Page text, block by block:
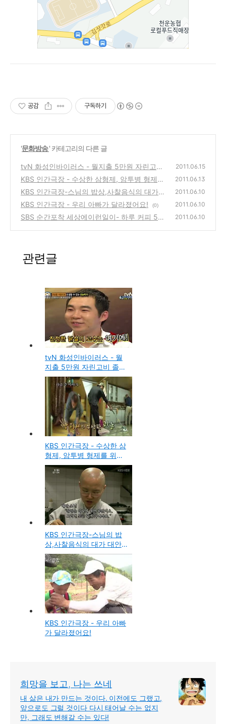
공감 구독하기
'문화방송' 카테고리의 다른 글
tvN 화성인바이러스 - 월지출 5만원 자린고비
졸라맨 최지만, 닭살을 마음대로 조절할수 있
는 초능력자 길민수
(6)
2011.06.15
KBS 인간극장 - 수상한 삼형제, 암투병 형제를
위한 가족들의 귀농일기 이야기
(2)
2011.06.13
KBS 인간극장-스님의 밥상,사찰음식의 대가
대안스님의 금수암과 음식점 발우공양
(2)
2011.06.10
KBS 인간극장 - 우리 아빠가 달라졌어요! (0) 2011.06.10
SBS 순간포착 세상에이런일이- 하루 커피 50
2011.06.10
관련글
tvN 화성인바이러스 - 월
지출 5만원 자린고비 졸라
맨 최지만, 닭살을 마음대
로 조절할수 있는 초능력
자 길민수
KBS 인간극장 - 수상한 삼
형제, 암투병 형제를 위한
가족들의 귀농일기 이야기
KBS 인간극장-스님의 밥
상,사찰음식의 대가 대안
스님의 금수암과 음식점
발우공양
KBS 인간극장 - 우리 아빠
가 달라졌어요!
희망을 보고, 나는 쓰네
내 삶은 내가 만드는 것이다. 이전에도 그랬고,
앞으로도 그럴 것이다 다시 태어날 수는 없지
만, 그래도 변해갈 수는 있다!